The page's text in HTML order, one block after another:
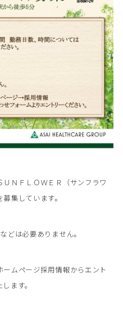
ＮＦＬＯＷＥＲ（サンフラワ
集しています。
どは必要ありません。
ムページ採用情報からエント
ます。